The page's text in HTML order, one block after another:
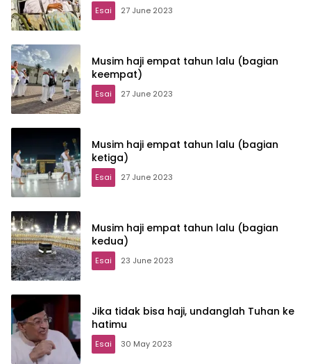
Esai 27 June 2023
Musim haji empat tahun lalu (bagian
keempat)
Esai 27 June 2023
Musim haji empat tahun lalu (bagian
ketiga)
Esai 27 June 2023
Musim haji empat tahun lalu (bagian
kedua)
Esai 23 June 2023
Jika tidak bisa haji, undanglah Tuhan ke
hatimu
Esai 30 May 2023